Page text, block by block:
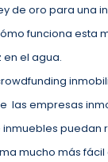
de oro para una
funciona esta
el agua.
las empresas
puedan
mucho más